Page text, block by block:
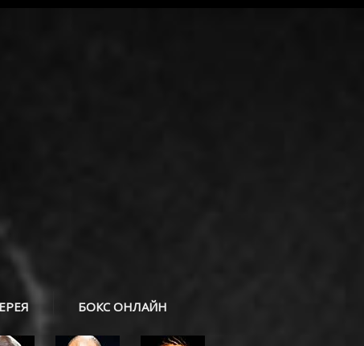
БОКС ОНЛАЙН